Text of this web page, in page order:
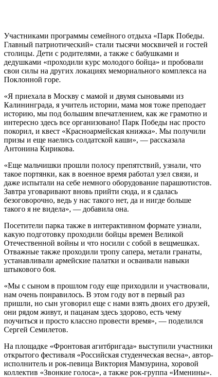
Участниками программы семейного отдыха «Парк Победы.
Главный патриотический» стали тысячи москвичей и гостей
столицы. Дети с родителями, а также с бабушками и
дедушками «проходили курс молодого бойца» и пробовали
свои силы на других локациях мемориального комплекса на
Поклонной горе.
«Я приехала в Москву с мамой и двумя сыновьями из
Калининграда, я учитель истории, мама моя тоже преподает
историю, мы под большим впечатлением, как же грамотно и
интересно здесь все организовано! Парк Победы нас просто
покорил, и квест «Красноармейская книжка». Мы получили
призы и еще наелись солдатской каши», — рассказала
Антонина Кирикова.
«Еще мальчишки прошли полосу препятствий, узнали, что
такое портянки, как в военное время работал узел связи, и
даже испытали на себе немного оборудование парашютистов.
Завтра уговаривают вновь прийти сюда, и я сдалась
безоговорочно, ведь у нас такого нет, да и нигде больше
такого я не видела», — добавила она.
Посетители парка также в интерактивном формате узнали,
какую подготовку проходили бойцы времен Великой
Отечественной войны и что носили с собой в вещмешках.
Отважные также проходили тропу сапера, метали гранаты,
устанавливали армейские палатки и осваивали навыки
штыкового боя.
«Мы с сыном в прошлом году еще приходили и участвовали,
нам очень понравилось. В этом году вот в первый раз
пришли, но сын уговорил еще с нами взять двоих его друзей,
они рядом живут, и пацанам здесь здорово, есть чему
поучиться и просто классно провести время», — поделился
Сергей Семилетов.
На площадке «Фронтовая агитбригада» выступили участники
открытого фестиваля «Российская студенческая весна», автор-
исполнитель и рок-певица Виктория Мамзурина, хоровой
коллектив «Звонкие голоса», а также рок-группа «Именины».